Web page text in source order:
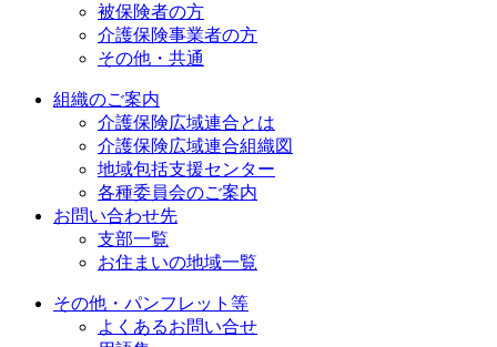
被保険者の方
介護保険事業者の方
その他・共通
組織のご案内
介護保険広域連合とは
介護保険広域連合組織図
地域包括支援センター
各種委員会のご案内
お問い合わせ先
支部一覧
お住まいの地域一覧
その他・パンフレット等
よくあるお問い合せ